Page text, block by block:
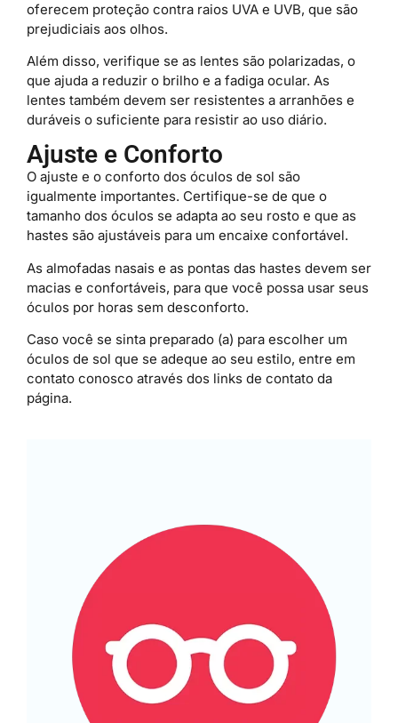
oferecem proteção contra raios UVA e UVB, que são
prejudiciais aos olhos.
Além disso, verifique se as lentes são polarizadas, o
que ajuda a reduzir o brilho e a fadiga ocular. As
lentes também devem ser resistentes a arranhões e
duráveis o suficiente para resistir ao uso diário.
Ajuste e Conforto
O ajuste e o conforto dos óculos de sol são
igualmente importantes. Certifique-se de que o
tamanho dos óculos se adapta ao seu rosto e que as
hastes são ajustáveis para um encaixe confortável.
As almofadas nasais e as pontas das hastes devem ser
macias e confortáveis, para que você possa usar seus
óculos por horas sem desconforto.
Caso você se sinta preparado (a) para escolher um
óculos de sol que se adeque ao seu estilo, entre em
contato conosco através dos links de contato da
página.